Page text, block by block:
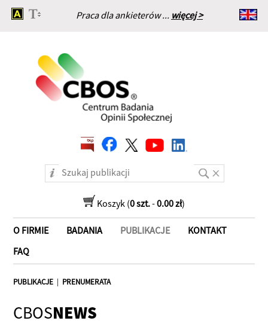
Praca dla ankieterów ... więcej >
Strona główna
Koszyk (0 szt.-0.00 zł)
O FIRMIE BADANIA PUBLIKACJE
KONTAKT
FAQ
PUBLIKACJE | PRENUMERATA
CBOSNEWS